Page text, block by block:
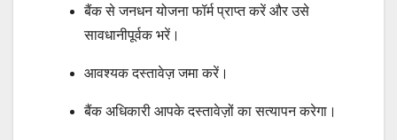
बैंक से जनधन योजना फॉर्म प्राप्त करें और उसे
सावधानीपूर्वक भरें।
आवश्यक दस्तावेज़ जमा करें।
बैंक अधिकारी आपके दस्तावेज़ों का सत्यापन करेगा।